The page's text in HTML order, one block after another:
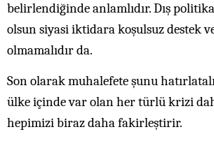
belirlendiğinde anlamlıdır. Dış
olsun siyasi iktidara koşulsuz destek
olmamalıdır da.
Son olarak muhalefete şunu
ülke içinde var olan her türlü krizi
hepimizi biraz daha fakirleştirir.